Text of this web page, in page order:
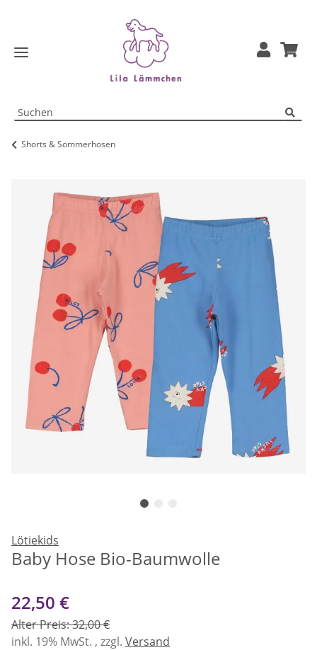
Shorts & Sommerhosen
Lötiekids
Baby Hose Bio-Baumwolle
22,50 €
Alter Preis: 32,00 €
inkl. 19% MwSt. , zzgl. Versand